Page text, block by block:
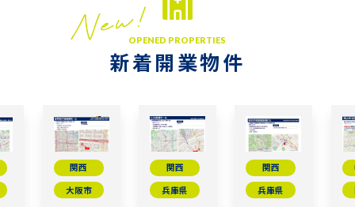
OPENED PROPERTIES
新着開業物件
関西
大阪市
関西
兵庫県
関西
兵庫県